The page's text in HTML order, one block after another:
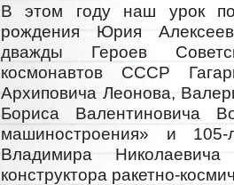
В этом году наш урок
рождения Юрия
дважды Героев
космонавтов СССР
Архиповича Леонова,
Бориса Валентиновича
машиностроения» и
Владимира
конструктора ракетно-